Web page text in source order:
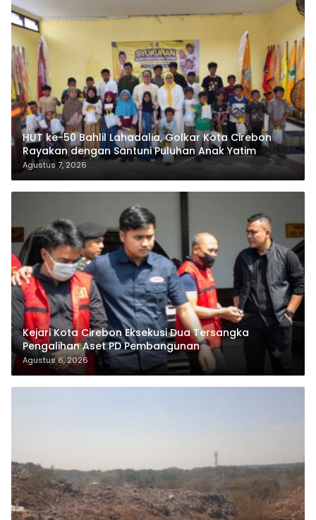
HUT ke-50 Bahlil Lahadalia, Golkar Kota Cirebon
Rayakan dengan Santuni Puluhan Anak Yatim
Agustus 7, 2026
Kejari Kota Cirebon Eksekusi Dua Tersangka
Pengalihan Aset PD Pembangunan
Agustus 6, 2026